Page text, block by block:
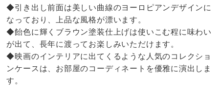
◆引き出し前面は美しい曲線のヨーロピアンデザインに
なっており、上品な風格が漂います。
◆飴色に輝くブラウン塗装仕上げは使いこむ程に味わい
が出て、長年に渡ってお楽しみいただけます。
◆映画のインテリアに出てくるような人気のコレクショ
ンケースは、お部屋のコーディネートを優雅に演出しま
す。